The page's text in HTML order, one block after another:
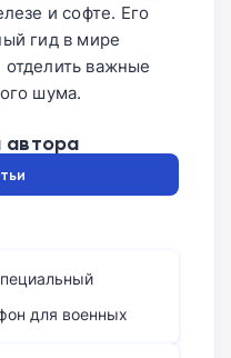
и софте. Его
гид в мире
важные
шума.
автора
для военных